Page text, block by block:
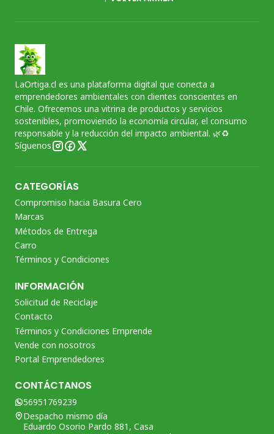
LaOrtiga.cl es una plataforma digital que conecta a
emprendedores ambientales con clientes conscientes en
Chile. Ofrecemos una vitrina de productos y servicios
sostenibles, promoviendo la economía circular, el consumo
responsable y la reducción del impacto ambiental. 🌿♻️
Síguenos
CATEGORÍAS
Compromiso hacia Basura Cero
Marcas
Métodos de Entrega
Carro
Términos y Condiciones
INFORMACIÓN
Solicitud de Reciclaje
Contacto
Términos y Condiciones Emprende
Vende con nosotros
Portal Emprendedores
CONTÁCTANOS
56951769239
Despacho mismo día
Eduardo Osorio Pardo 881, Casa